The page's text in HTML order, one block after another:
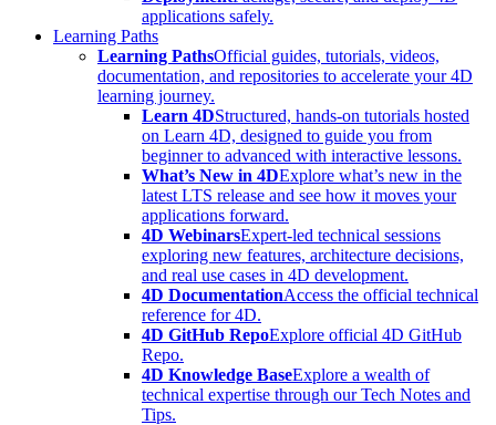
applications safely.
Learning Paths
Learning PathsOfficial guides, tutorials, videos,
documentation, and repositories to accelerate your 4D
learning journey.
Learn 4DStructured, hands-on tutorials hosted
on Learn 4D, designed to guide you from
beginner to advanced with interactive lessons.
What’s New in 4DExplore what’s new in the
latest LTS release and see how it moves your
applications forward.
4D WebinarsExpert-led technical sessions
exploring new features, architecture decisions,
and real use cases in 4D development.
4D DocumentationAccess the official technical
reference for 4D.
4D GitHub RepoExplore official 4D GitHub
Repo.
4D Knowledge BaseExplore a wealth of
technical expertise through our Tech Notes and
Tips.